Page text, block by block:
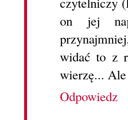
on jej
widać to z
wierzę...
Odpowiedz